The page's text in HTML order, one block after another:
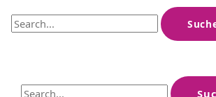
Suchen
nach:
S